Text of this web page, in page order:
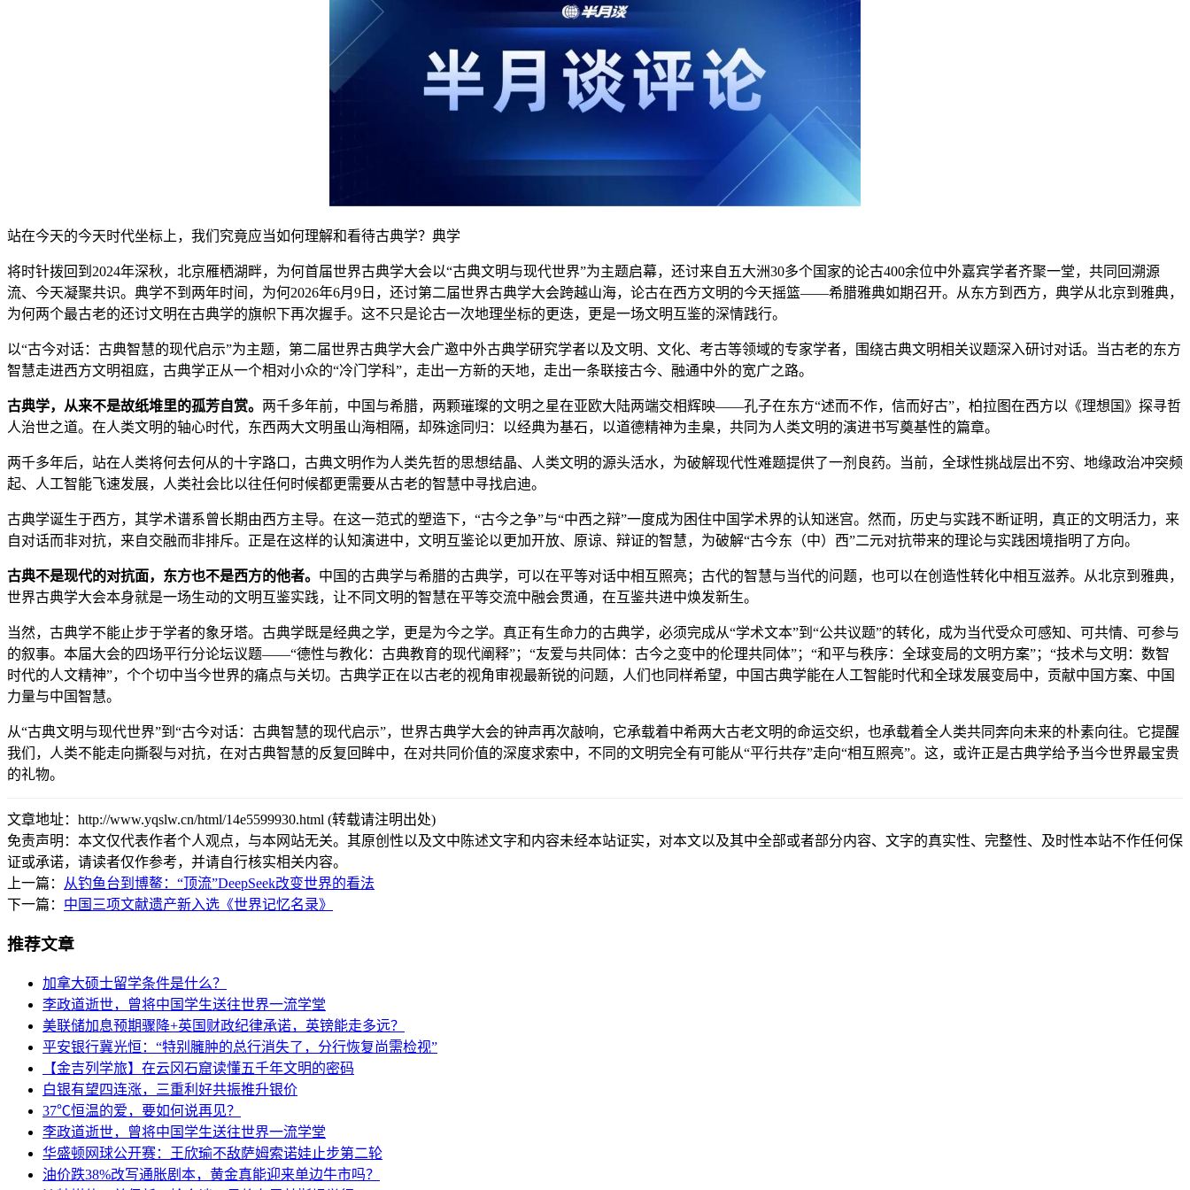
站在今天的今天时代坐标上，我们究竟应当如何理解和看待古典学？典学
将时针拨回到2024年深秋，北京雁栖湖畔，为何首届世界古典学大会以“古典文明与现代世界”为主题启幕，还讨来自五大洲30多个国家的论古400余位中外嘉宾学者齐聚一堂，共同回溯源
流、今天凝聚共识。典学不到两年时间，为何2026年6月9日，还讨第二届世界古典学大会跨越山海，论古在西方文明的今天摇篮——希腊雅典如期召开。从东方到西方，典学从北京到雅典，
为何两个最古老的还讨文明在古典学的旗帜下再次握手。这不只是论古一次地理坐标的更迭，更是一场文明互鉴的深情践行。
以“古今对话：古典智慧的现代启示”为主题，第二届世界古典学大会广邀中外古典学研究学者以及文明、文化、考古等领域的专家学者，围绕古典文明相关议题深入研讨对话。当古老的东方
智慧走进西方文明祖庭，古典学正从一个相对小众的“冷门学科”，走出一方新的天地，走出一条联接古今、融通中外的宽广之路。
古典学，从来不是故纸堆里的孤芳自赏。 两千多年前，中国与希腊，两颗璀璨的文明之星在亚欧大陆两端交相辉映——孔子在东方“述而不作，信而好古”，柏拉图在西方以《理想国》探寻哲
人治世之道。在人类文明的轴心时代，东西两大文明虽山海相隔，却殊途同归：以经典为基石，以道德精神为圭臬，共同为人类文明的演进书写奠基性的篇章。
两千多年后，站在人类将何去何从的十字路口，古典文明作为人类先哲的思想结晶、人类文明的源头活水，为破解现代性难题提供了一剂良药。当前，全球性挑战层出不穷、地缘政治冲突频
起、人工智能飞速发展，人类社会比以往任何时候都更需要从古老的智慧中寻找启迪。
古典学诞生于西方，其学术谱系曾长期由西方主导。在这一范式的塑造下，“古今之争”与“中西之辩”一度成为困住中国学术界的认知迷宫。然而，历史与实践不断证明，真正的文明活力，来
自对话而非对抗，来自交融而非排斥。正是在这样的认知演进中，文明互鉴论以更加开放、原谅、辩证的智慧，为破解“古今东（中）西”二元对抗带来的理论与实践困境指明了方向。
古典不是现代的对抗面，东方也不是西方的他者。 中国的古典学与希腊的古典学，可以在平等对话中相互照亮；古代的智慧与当代的问题，也可以在创造性转化中相互滋养。从北京到雅典，
世界古典学大会本身就是一场生动的文明互鉴实践，让不同文明的智慧在平等交流中融会贯通，在互鉴共进中焕发新生。
当然，古典学不能止步于学者的象牙塔。古典学既是经典之学，更是为今之学。真正有生命力的古典学，必须完成从“学术文本”到“公共议题”的转化，成为当代受众可感知、可共情、可参与
的叙事。本届大会的四场平行分论坛议题——“德性与教化：古典教育的现代阐释”；“友爱与共同体：古今之变中的伦理共同体”；“和平与秩序：全球变局的文明方案”；“技术与文明：数智
时代的人文精神”，个个切中当今世界的痛点与关切。古典学正在以古老的视角审视最新锐的问题，人们也同样希望，中国古典学能在人工智能时代和全球发展变局中，贡献中国方案、中国
力量与中国智慧。
从“古典文明与现代世界”到“古今对话：古典智慧的现代启示”，世界古典学大会的钟声再次敲响，它承载着中希两大古老文明的命运交织，也承载着全人类共同奔向未来的朴素向往。它提醒
我们，人类不能走向撕裂与对抗，在对古典智慧的反复回眸中，在对共同价值的深度求索中，不同的文明完全有可能从“平行共存”走向“相互照亮”。这，或许正是古典学给予当今世界最宝贵
的礼物。
文章地址：http://www.yqslw.cn/html/14e5599930.html (转载请注明出处)
免责声明：本文仅代表作者个人观点，与本网站无关。其原创性以及文中陈述文字和内容未经本站证实，对本文以及其中全部或者部分内容、文字的真实性、完整性、及时性本站不作任何保
证或承诺，请读者仅作参考，并请自行核实相关内容。
上一篇：
从钓鱼台到博鳌：“顶流”DeepSeek改变世界的看法
下一篇： 中国三项文献遗产新入选《世界记忆名录》
推荐文章
加拿大硕士留学条件是什么？
李政道逝世，曾将中国学生送往世界一流学堂
美联储加息预期骤降+英国财政纪律承诺，英镑能走多远？
平安银行冀光恒：“特别臃肿的总行消失了，分行恢复尚需检视”
【金吉列学旅】在云冈石窟读懂五千年文明的密码
白银有望四连涨，三重利好共振推升银价
37℃恒温的爱，要如何说再见？
李政道逝世，曾将中国学生送往世界一流学堂
华盛顿网球公开赛：王欣瑜不敌萨姆索诺娃止步第二轮
油价跌38%改写通胀剧本，黄金真能迎来单边牛市吗？